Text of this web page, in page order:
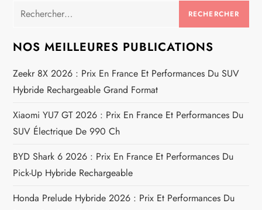
t
i
o
n
d
e
l
Rechercher :
NOS MEILLEURES PUBLICATIONS
Zeekr 8X 2026 : Prix En France Et Performances Du SUV
Hybride Rechargeable Grand Format
Xiaomi YU7 GT 2026 : Prix En France Et Performances Du
SUV Électrique De 990 Ch
BYD Shark 6 2026 : Prix En France Et Performances Du
Pick-Up Hybride Rechargeable
Honda Prelude Hybride 2026 : Prix Et Performances Du